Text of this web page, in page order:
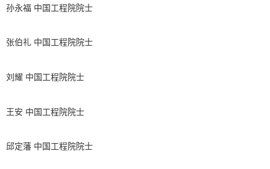
孙永福 中国工程院院士
张伯礼 中国工程院院士
刘耀 中国工程院院士
王安 中国工程院院士
邱定藩 中国工程院院士